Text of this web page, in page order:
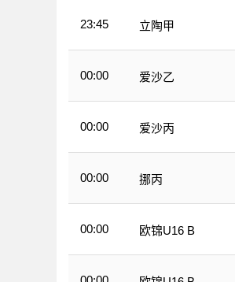
23:45 立陶甲
00:00 爱沙乙
00:00 爱沙丙
00:00 挪丙
00:00 欧锦U16 B